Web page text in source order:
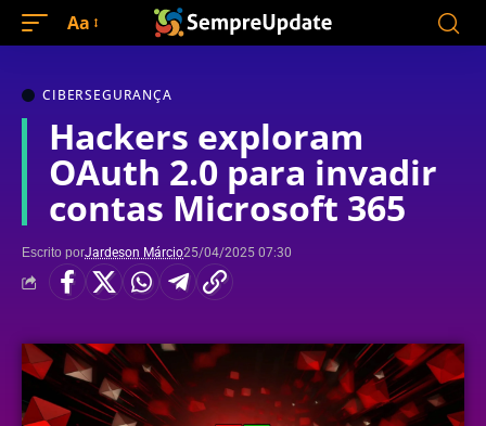
Aa
CIBERSEGURANÇA
Hackers exploram
OAuth 2.0 para invadir
contas Microsoft 365
Escrito porJardeson Márcio25/04/2025 07:30